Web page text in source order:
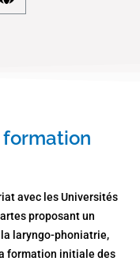
avec les Universités
proposant un
laryngo-phoniatrie,
formation initiale des